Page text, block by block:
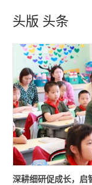
头版 头条
深耕细研促成长，